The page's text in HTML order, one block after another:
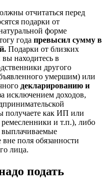
отчитаться перед
подарки от
форме
года превысил сумму в
Подарки от близких
находитесь в
другого
умершим) или
декларированию и
исключением доходов,
получаете как ИП или
и т.п.), либо
выплачиваемые
поля обязанности
лица.
подать